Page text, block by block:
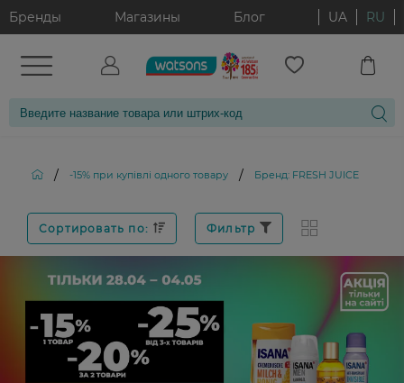
Бренды Магазины Блог UA RU
/ -15% при купівлі одного товару / Бренд: FRESH JUICE
Сортировать по: Фильтр